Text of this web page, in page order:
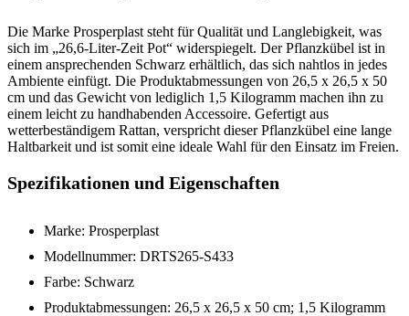
Die Marke Prosperplast steht für Qualität und Langlebigkeit, was
sich im „26,6-Liter-Zeit Pot“ widerspiegelt. Der Pflanzkübel ist in
einem ansprechenden Schwarz erhältlich, das sich nahtlos in jedes
Ambiente einfügt. Die Produktabmessungen von 26,5 x 26,5 x 50
cm und das Gewicht von lediglich 1,5 Kilogramm machen ihn zu
einem leicht zu handhabenden Accessoire. Gefertigt aus
wetterbeständigem Rattan, verspricht dieser Pflanzkübel eine lange
Haltbarkeit und ist somit eine ideale Wahl für den Einsatz im Freien.
Spezifikationen und Eigenschaften
Marke: Prosperplast
Modellnummer: DRTS265-S433
Farbe: Schwarz
Produktabmessungen: 26,5 x 26,5 x 50 cm; 1,5 Kilogramm